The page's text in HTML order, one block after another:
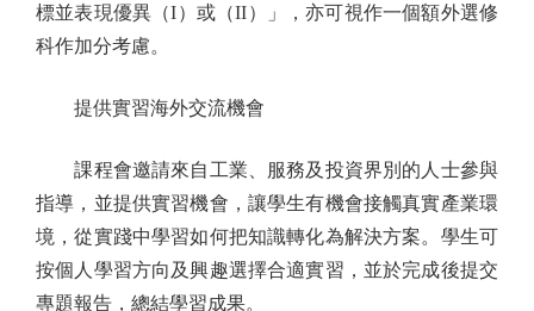
標並表現優異（I）或（II）」，亦可視作一個額外選修
科作加分考慮。
提供實習海外交流機會
課程會邀請來自工業、服務及投資界別的人士參與
指導，並提供實習機會，讓學生有機會接觸真實產業環
境，從實踐中學習如何把知識轉化為解決方案。學生可
按個人學習方向及興趣選擇合適實習，並於完成後提交
專題報告，總結學習成果。